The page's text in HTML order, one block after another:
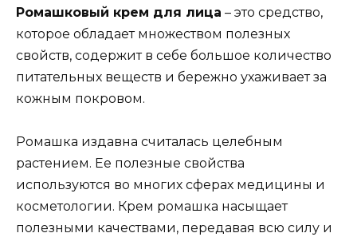
Ромашковый крем для лица – это средство,
которое обладает множеством полезных
свойств, содержит в себе большое количество
питательных веществ и бережно ухаживает за
кожным покровом.
Ромашка издавна считалась целебным
растением. Ее полезные свойства
используются во многих сферах медицины и
косметологии. Крем ромашка насыщает
полезными качествами, передавая всю силу и